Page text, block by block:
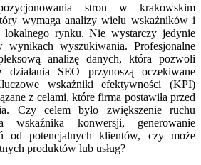
stron w krakowskim
wymaga analizy wielu wskaźników i
lokalnego rynku. Nie wystarczy jedynie
wynikach wyszukiwania. Profesjonalne
analizę danych, która pozwoli
SEO przynoszą oczekiwane
wskaźniki efektywności (KPI)
z celami, które firma postawiła przed
Czy celem było zwiększenie ruchu
wskaźnika konwersji, generowanie
od potencjalnych klientów, czy może
produktów lub usług?